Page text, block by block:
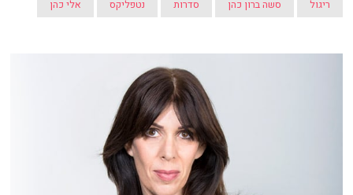
ריגול סשה ברון כהן סדרות נטפליקס אלי כהן